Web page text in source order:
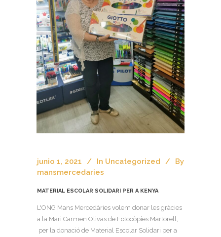
junio 1, 2021 In Uncategorized
By
mansmercedaries
MATERIAL ESCOLAR SOLIDARI PER A KENYA
L'ONG Mans Mercedàries volem donar les gràcies
a la Mari Carmen Olivas de Fotocòpies Martorell,
per la donació de Material Escolar Solidari per a